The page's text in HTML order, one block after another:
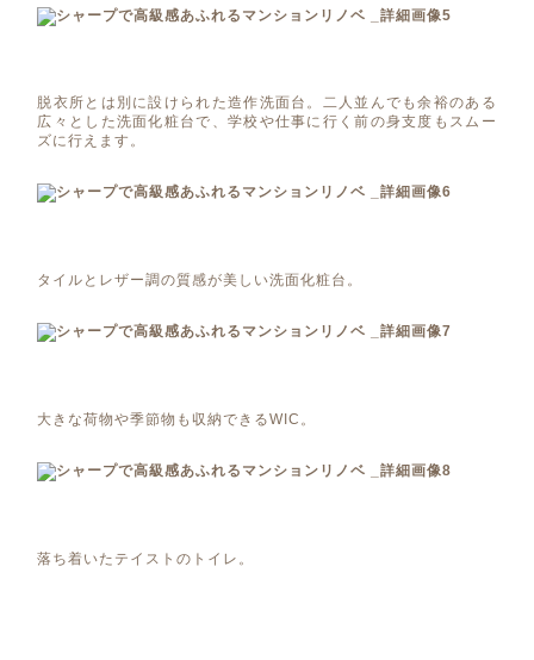
脱衣所とは別に設けられた造作洗面台。二人並んでも余裕のある
広々とした洗面化粧台で、学校や仕事に行く前の身支度もスムー
ズに行えます。
タイルとレザー調の質感が美しい洗面化粧台。
大きな荷物や季節物も収納できるWIC。
落ち着いたテイストのトイレ。